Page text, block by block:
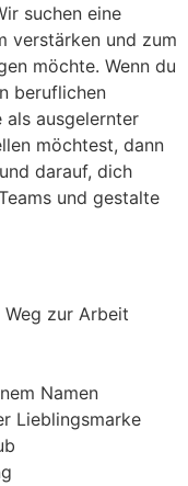
suchen eine
verstärken und zum
möchte. Wenn du
beruflichen
ausgelernter
möchtest, dann
darauf, dich
und gestalte
zur Arbeit
Namen
Lieblingsmarke